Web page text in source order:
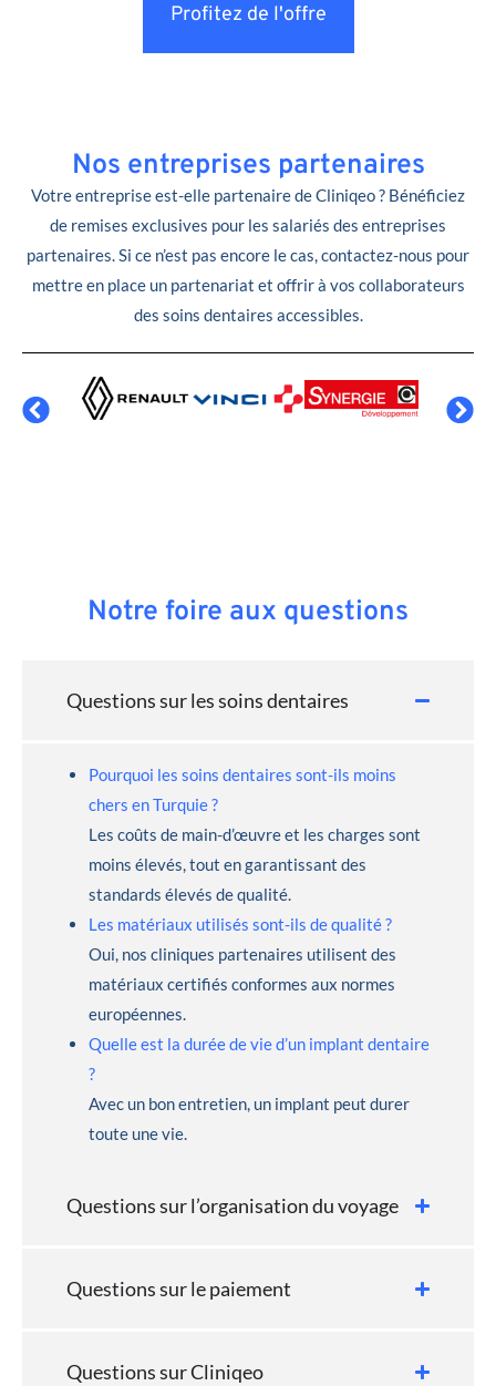
Profitez de l'offre
Nos entreprises partenaires
Votre entreprise est-elle partenaire de Cliniqeo ? Bénéficiez
de remises exclusives pour les salariés des entreprises
partenaires. Si ce n’est pas encore le cas, contactez-nous pour
mettre en place un partenariat et offrir à vos collaborateurs
des soins dentaires accessibles.
Notre foire aux questions
Questions sur les soins dentaires
Pourquoi les soins dentaires sont-ils moins
chers en Turquie ?
Les coûts de main-d’œuvre et les charges sont
moins élevés, tout en garantissant des
standards élevés de qualité.
Les matériaux utilisés sont-ils de qualité ?
Oui, nos cliniques partenaires utilisent des
matériaux certifiés conformes aux normes
européennes.
Quelle est la durée de vie d’un implant dentaire
?
Avec un bon entretien, un implant peut durer
toute une vie.
Questions sur l’organisation du voyage
Questions sur le paiement
Questions sur Cliniqeo